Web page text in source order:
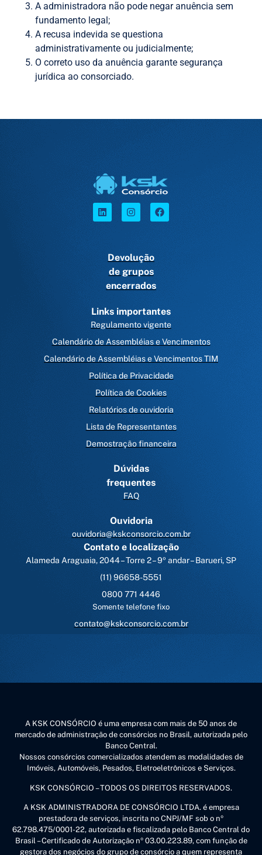
A administradora não pode negar anuência sem
fundamento legal;
A recusa indevida se questiona
administrativamente ou judicialmente;
O correto uso da anuência garante segurança
jurídica ao consorciado.
Devolução
de grupos
encerrados
Links importantes
Regulamento vigente
Calendário de Assembléias e Vencimentos
Calendário de Assembléias e Vencimentos TIM
Política de Privacidade
Política de Cookies
Relatórios de ouvidoria
Lista de Representantes
Demostração financeira
Dúvidas
frequentes
FAQ
Ouvidoria
ouvidoria@kskconsorcio.com.br
Contato e localização
Alameda Araguaia, 2044 – Torre 2 – 9º andar – Barueri, SP
(11) 96658-5551
0800 771 4446
Somente telefone fixo
contato@kskconsorcio.com.br
A KSK CONSÓRCIO é uma empresa com mais de 50 anos de
mercado de administração de consórcios no Brasil, autorizada pelo
Banco Central.
Nossos consórcios comercializados atendem as modalidades de
Imóveis, Automóveis, Pesados, Eletroeletrônicos e Serviços.
KSK CONSÓRCIO – TODOS OS DIREITOS RESERVADOS.
A KSK ADMINISTRADORA DE CONSÓRCIO LTDA. é empresa
prestadora de serviços, inscrita no CNPJ/MF sob o nº
62.798.475/0001-22, autorizada e fiscalizada pelo Banco Central do
Brasil – Certificado de Autorização nº 03.00.223.89, com função de
gestora dos negócios do grupo de consórcio a quem representa